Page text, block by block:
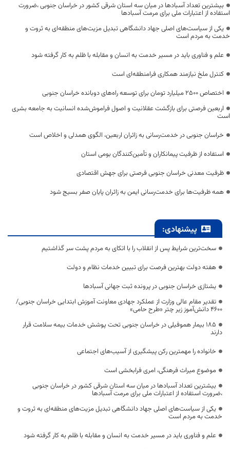
بیشترین تعداد آسبادها در میان سه استان شرقی کشور در خراسان جنوبی ،ضرورت
استفاده از اعتبارات ملی برای مرمت آسبادها
یکی از سیاست‌های اصلی جهاد دانشگاهی تبدیل مزیت‌های منطقه‌ای به ثروت و
خدمت به مردم است
علم و فناوری باید در مسیر خدمت به انسان و مقابله با ظلم به کار گرفته شود
کنترل ملخ نیازمند همکاری فرامنطقه‌ای است
اختصاص 2500 میلیارد تومان برای توسعه راه‌های دوبانده خراسان جنوبی
اربعین فرصتی برای بازگشت عقلانیت و اصول فراموش‌شده انسانیت به جامعه بشری
است
خراسان جنوبی در خدمت‌رسانی به زائران اربعین، الگوی همدلی و اخلاص است
استفاده از ظرفیت پیمانکاران و تأمین‌کنندگان بومی استان
ظرفیت معدنی خراسان جنوبی فرصتی برای جهش اقتصادی
همه ظرفیت‌ها برای خدمت‌رسانی ایمن به زائران پایان صفر بسیج شود
پیشنهادی:
سخت‌ترین شرایط پس از انقلاب را با اتکای به مردم پشت سر گذاشتیم
هفته دولت بهترین فرصت برای تبیین خدمات نظام و دولت
یشتازی خراسان جنوبی در پرونده ثبت جهانی آسبادها
تقدیر مقام عالی وزارت از عملکرد جهادی معاونت آموزش ابتدایی خراسان جنوبی/
۴۶۰۰ دانش‌آموز زیر چتر «طرح حامی»
۱۸۵ بیمار هموفیلی در خراسان جنوبی تحت پوشش خدمات بیمه سلامت قرار
دارند
خانواده را مهمترین رکن پیشگیری از آسیب‌های اجتماعی
موضوع میراث فرهنگی، امری فرابخشی است
بیشترین تعداد آسبادها در میان سه استان شرقی کشور در خراسان جنوبی
،ضرورت استفاده از اعتبارات ملی برای مرمت آسبادها
یکی از سیاست‌های اصلی جهاد دانشگاهی تبدیل مزیت‌های منطقه‌ای به ثروت و
خدمت به مردم است
علم و فناوری باید در مسیر خدمت به انسان و مقابله با ظلم به کار گرفته شود